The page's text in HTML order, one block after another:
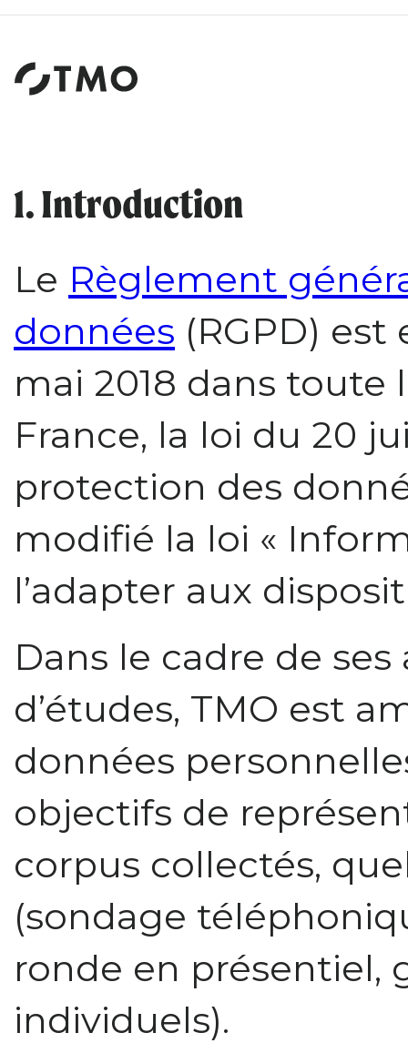
Institut
de
sondages
1. Introduction
Le Règlement
données (RGPD)
mai 2018 dans toute
France, la loi du 20
protection des
modifié la loi «
l’adapter aux
Dans le cadre de
d’études, TMO est
données
objectifs de
corpus collectés,
(sondage
ronde en présentiel,
individuels).